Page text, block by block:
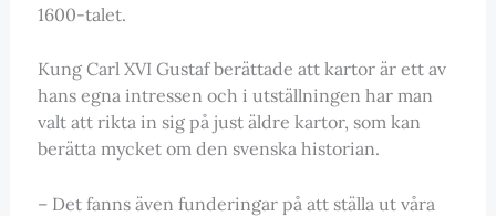
1600-talet.
Kung Carl XVI Gustaf berättade att kartor är ett av
hans egna intressen och i utställningen har man
valt att rikta in sig på just äldre kartor, som kan
berätta mycket om den svenska historian.
– Det fanns även funderingar på att ställa ut våra